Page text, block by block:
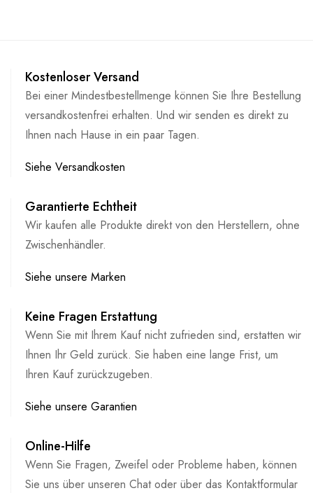
Kostenloser Versand
Bei einer Mindestbestellmenge können Sie Ihre Bestellung
versandkostenfrei erhalten. Und wir senden es direkt zu
Ihnen nach Hause in ein paar Tagen.
Siehe Versandkosten
Garantierte Echtheit
Wir kaufen alle Produkte direkt von den Herstellern, ohne
Zwischenhändler.
Siehe unsere Marken
Keine Fragen Erstattung
Wenn Sie mit Ihrem Kauf nicht zufrieden sind, erstatten wir
Ihnen Ihr Geld zurück. Sie haben eine lange Frist, um
Ihren Kauf zurückzugeben.
Siehe unsere Garantien
Online-Hilfe
Wenn Sie Fragen, Zweifel oder Probleme haben, können
Sie uns über unseren Chat oder über das Kontaktformular